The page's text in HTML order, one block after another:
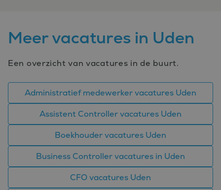
Meer vacatures in Uden
Een overzicht van vacatures in de buurt.
Administratief medewerker vacatures Uden
Assistent Controller vacatures Uden
Boekhouder vacatures Uden
Business Controller vacatures in Uden
CFO vacatures Uden